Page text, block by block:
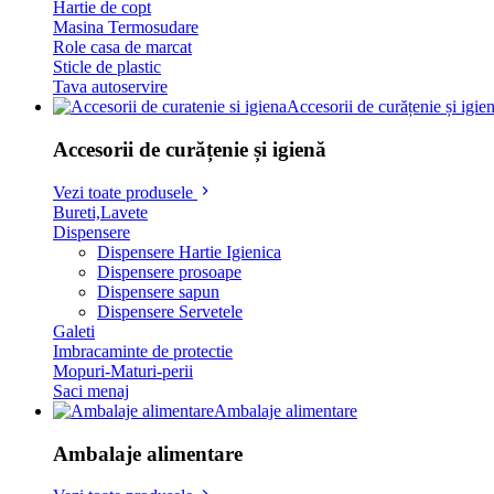
Hartie de copt
Masina Termosudare
Role casa de marcat
Sticle de plastic
Tava autoservire
Accesorii de curățenie și
Accesorii de curățenie și igienă
Vezi toate produsele
Bureti,Lavete
Dispensere
Dispensere Hartie Igienica
Dispensere prosoape
Dispensere sapun
Dispensere Servetele
Galeti
Imbracaminte de protectie
Mopuri-Maturi-perii
Saci menaj
Ambalaje alimentare
Ambalaje alimentare